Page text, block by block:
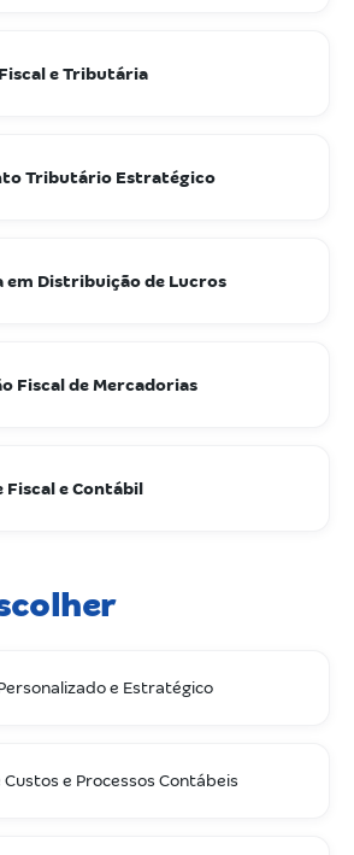
e Tributária
Tributário Estratégico
em Distribuição de Lucros
Fiscal de Mercadorias
Fiscal e Contábil
e Estratégico
e Processos Contábeis